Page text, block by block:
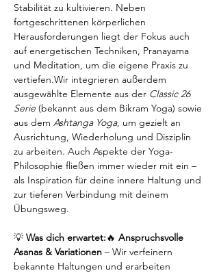
Stabilität zu kultivieren. Neben
fortgeschrittenen körperlichen
Herausforderungen liegt der Fokus auch
auf energetischen Techniken, Pranayama
und Meditation, um die eigene Praxis zu
vertiefen.Wir integrieren außerdem
ausgewählte Elemente aus der Classic 26
Serie (bekannt aus dem Bikram Yoga) sowie
aus dem Ashtanga Yoga, um gezielt an
Ausrichtung, Wiederholung und Disziplin
zu arbeiten. Auch Aspekte der Yoga-
Philosophie fließen immer wieder mit ein –
als Inspiration für deine innere Haltung und
zur tieferen Verbindung mit deinem
Übungsweg.
💡 Was dich erwartet:🔥 Anspruchsvolle
Asanas & Variationen – Wir verfeinern
bekannte Haltungen und erarbeiten